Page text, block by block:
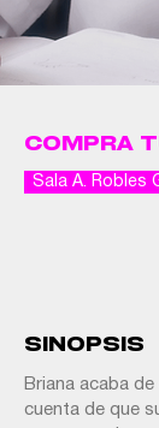
COMPRA
Sala A. Robles
SINOPSIS
Briana acaba
cuenta de que